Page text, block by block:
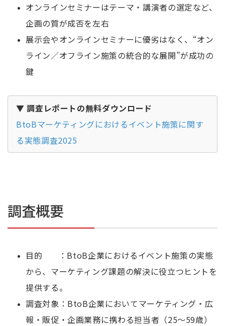
オンラインセミナーはテーマ・講演者の選定など、
企画の質が成否を左右
展示会やオンラインセミナーに優劣はなく、“オン
ライン／オフライン施策の統合的な展開”が成功の
鍵
▼ 調査レポートの無料ダウンロード
BtoBマーケティングにおけるイベント施策に関す
る実態調査2025
調査概要
目的 ：BtoB企業におけるイベント施策の実態
から、マーケティング課題の解決に役立つヒントを
提供する。
調査対象：BtoB企業においてマーケティング・広
報・販促・企画業務に携わる担当者（25～59歳）